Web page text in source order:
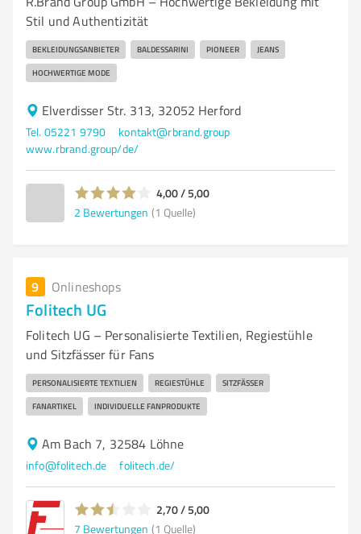
Stil und Authentizität
BEKLEIDUNGSANBIETER BALDESSARINI PIONEER JEANS
HOCHWERTIGE MODE
Elverdisser Str. 313, 32052 Herford
Tel. 05221 9790
kontakt@rbrand.group
www.rbrand.group/de/
4,00 / 5,00
2 Bewertungen (1 Quelle)
9 Onlineshops
Folitech UG
Folitech UG – Personalisierte Textilien, Regiestühle
und Sitzfässer für Fans
PERSONALISIERTE TEXTILIEN REGIESTÜHLE SITZFÄSSER
FANARTIKEL INDIVIDUELLE FANPRODUKTE
Am Bach 7, 32584 Löhne
info@folitech.de folitech.de/
2,70 / 5,00
7 Bewertungen (1 Quelle)